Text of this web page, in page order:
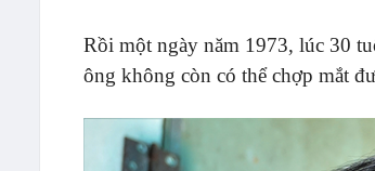
Rồi một ngày năm 1973, lúc 30
ông không còn có thể chợp mắt